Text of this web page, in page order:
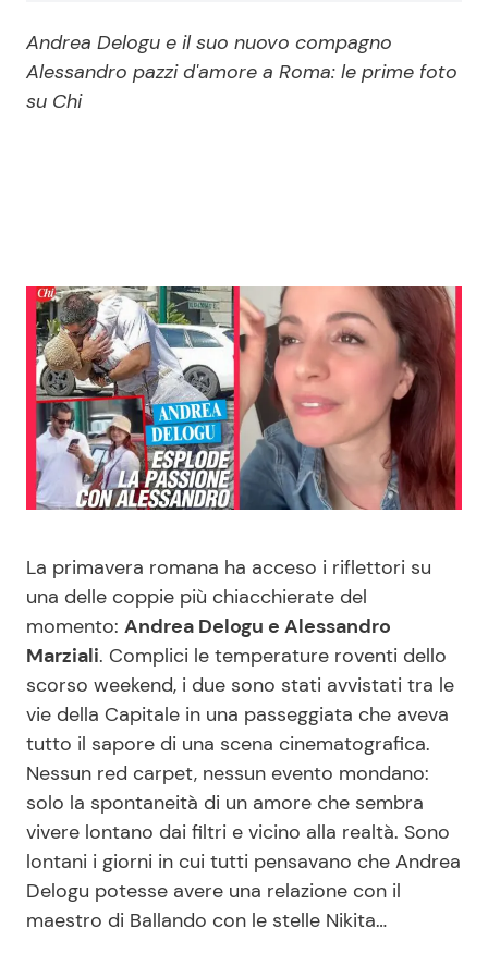
Politica Reality e Talent
News Musica
News Spettacolo
Benessere
Casa
Mondo Mamma
News benessere
Salute
Viaggi e Turismo
Festività
Cucina e Ricette
Consigli di Cucina
Le Ricette in TV
Primi Piatti
Ricette Facili e Veloci
Ricette Feste
Ricette per Bambini
Andrea Delogu e il suo nuovo compagno
Alessandro pazzi d'amore a Roma: le prime foto
su Chi
La primavera romana ha acceso i riflettori su
una delle coppie più chiacchierate del
momento: Andrea Delogu e Alessandro
Marziali. Complici le temperature roventi dello
scorso weekend, i due sono stati avvistati tra le
vie della Capitale in una passeggiata che aveva
tutto il sapore di una scena cinematografica.
Nessun red carpet, nessun evento mondano:
solo la spontaneità di un amore che sembra
vivere lontano dai filtri e vicino alla realtà. Sono
lontani i giorni in cui tutti pensavano che Andrea
Delogu potesse avere una relazione con il
maestro di Ballando con le stelle Nikita…